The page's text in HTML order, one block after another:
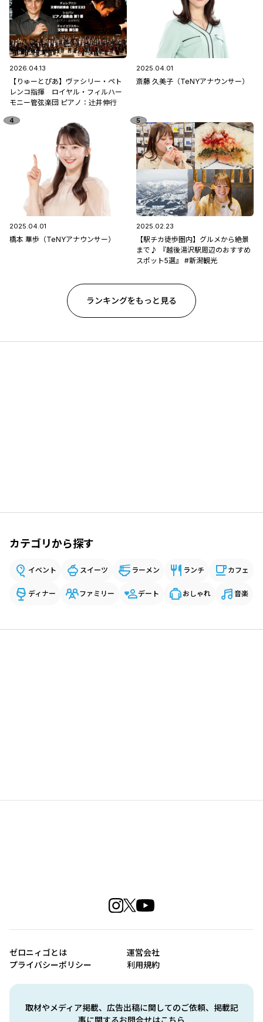
2026.04.13
【りゅーとぴあ】ヴァシリー・ペト
レンコ指揮 ロイヤル・フィルハー
モニー管弦楽団 ピアノ：辻󠄀井伸行
2025.04.01
斎藤 久美子（TeNYアナウンサー）
2025.04.01
橋本 華歩（TeNYアナウンサー）
2025.02.23
【駅チカ徒歩圏内】グルメから絶景
まで♪ 『越後湯沢駅周辺のおすすめ
スポット5選』 #新潟観光
ランキングをもっと見る
カテゴリから探す
イベント スイーツ ラーメン ランチ カフェ
ディナー ファミリー デート おしゃれ 音楽
取材やメディア掲載、広告出稿に関してのご依頼、掲載記
ゼロニィゴとは
運営会社
プライバシーポリシー
利用規約